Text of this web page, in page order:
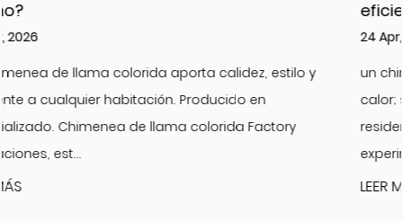
24 Apr, 2026
un chimenea incorporada es más que una fuente de
calor; sirve como pieza central tanto para interiores
residenciales como comerciales. Producido por
experimentados Fábrica de ...